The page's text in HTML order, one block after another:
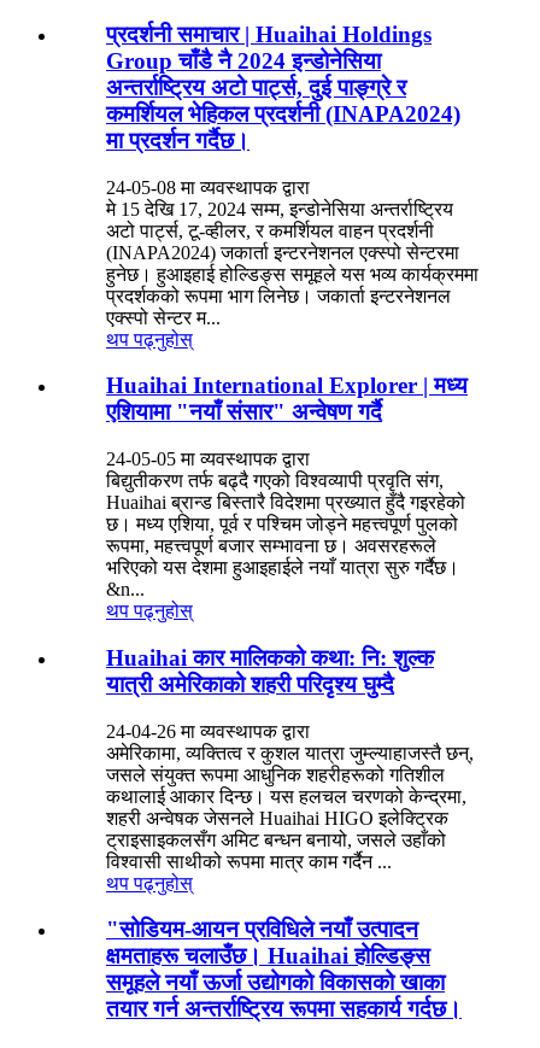
प्रदर्शनी समाचार | Huaihai Holdings
Group चाँडै नै 2024 इन्डोनेसिया
अन्तर्राष्ट्रिय अटो पार्ट्स, दुई पाङ्ग्रे र
कमर्शियल भेहिकल प्रदर्शनी (INAPA2024)
मा प्रदर्शन गर्दैछ।
24-05-08 मा व्यवस्थापक द्वारा
मे 15 देखि 17, 2024 सम्म, इन्डोनेसिया अन्तर्राष्ट्रिय
अटो पार्ट्स, टू-व्हीलर, र कमर्शियल वाहन प्रदर्शनी
(INAPA2024) जकार्ता इन्टरनेशनल एक्स्पो सेन्टरमा
हुनेछ। हुआइहाई होल्डिङ्स समूहले यस भव्य कार्यक्रममा
प्रदर्शकको रूपमा भाग लिनेछ। जकार्ता इन्टरनेशनल
एक्स्पो सेन्टर म...
थप पढ्नुहोस्
Huaihai International Explorer | मध्य
एशियामा "नयाँ संसार" अन्वेषण गर्दै
24-05-05 मा व्यवस्थापक द्वारा
बिद्युतीकरण तर्फ बढ्दै गएको विश्वव्यापी प्रवृति संग,
Huaihai ब्रान्ड बिस्तारै विदेशमा प्रख्यात हुँदै गइरहेको
छ। मध्य एशिया, पूर्व र पश्चिम जोड्ने महत्त्वपूर्ण पुलको
रूपमा, महत्त्वपूर्ण बजार सम्भावना छ। अवसरहरूले
भरिएको यस देशमा हुआइहाईले नयाँ यात्रा सुरु गर्दैछ।
&n...
थप पढ्नुहोस्
Huaihai कार मालिकको कथा: नि: शुल्क
यात्री अमेरिकाको शहरी परिदृश्य घुम्दै
24-04-26 मा व्यवस्थापक द्वारा
अमेरिकामा, व्यक्तित्व र कुशल यात्रा जुम्ल्याहाजस्तै छन्,
जसले संयुक्त रूपमा आधुनिक शहरीहरूको गतिशील
कथालाई आकार दिन्छ। यस हलचल चरणको केन्द्रमा,
शहरी अन्वेषक जेसनले Huaihai HIGO इलेक्ट्रिक
ट्राइसाइकलसँग अमिट बन्धन बनायो, जसले उहाँको
विश्वासी साथीको रूपमा मात्र काम गर्दैन ...
थप पढ्नुहोस्
"सोडियम-आयन प्रविधिले नयाँ उत्पादन
क्षमताहरू चलाउँछ। Huaihai होल्डिङ्स
समूहले नयाँ ऊर्जा उद्योगको विकासको खाका
तयार गर्न अन्तर्राष्ट्रिय रूपमा सहकार्य गर्दछ।